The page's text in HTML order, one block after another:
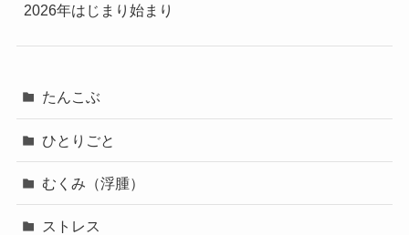
2026年はじまり始まり
たんこぶ
ひとりごと
むくみ（浮腫）
ストレス